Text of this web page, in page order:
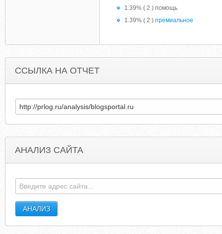
1.39% ( 2 ) помощь
1.39% ( 2 ) премиальное
ССЫЛКА НА ОТЧЕТ
АНАЛИЗ САЙТА